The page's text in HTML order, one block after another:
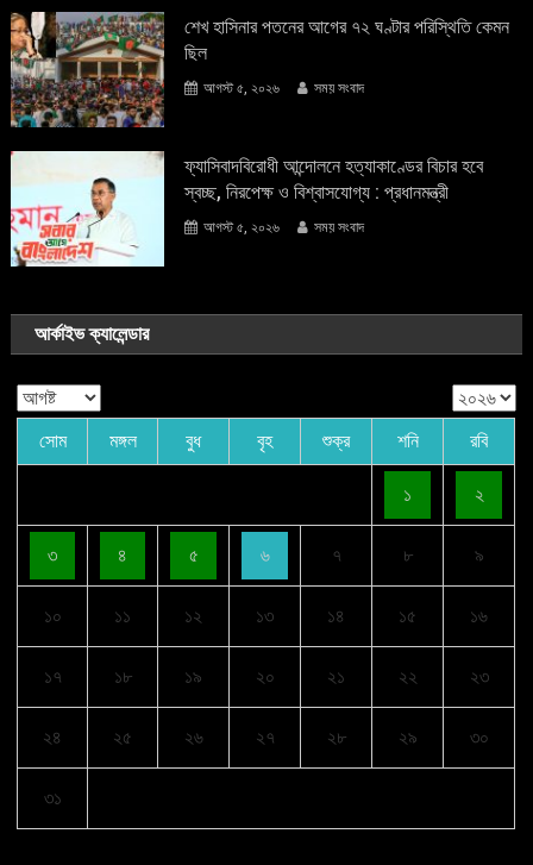
শেখ হাসিনার পতনের আগের ৭২ ঘণ্টার পরিস্থিতি কেমন
ছিল
আগস্ট ৫, ২০২৬ সময় সংবাদ
ফ্যাসিবাদবিরোধী আন্দোলনে হত্যাকাণ্ডের বিচার হবে
স্বচ্ছ, নিরপেক্ষ ও বিশ্বাসযোগ্য : প্রধানমন্ত্রী
আগস্ট ৫, ২০২৬ সময় সংবাদ
আর্কাইভ ক্যালেন্ডার
সোম মঙ্গল বুধ বৃহ শুক্র শনি রবি
১ ২
৩ ৪ ৫ ৬ ৭ ৮ ৯
১০ ১১ ১২ ১৩ ১৪ ১৫ ১৬
১৭ ১৮ ১৯ ২০ ২১ ২২ ২৩
২৪ ২৫ ২৬ ২৭ ২৮ ২৯ ৩০
৩১